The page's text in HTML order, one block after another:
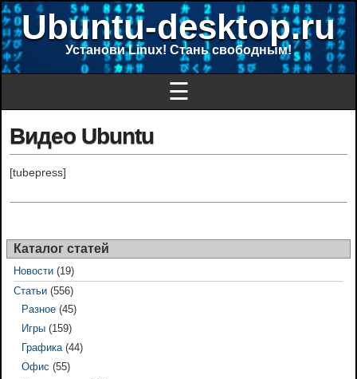
Ubuntu-desktop.ru
Установи Linux! Стань свободным!
☰
Видео Ubuntu
[tubepress]
Каталог статей
Новости (19)
Статьи (556)
Разное (45)
Игры (159)
Графика(44)
Офис (55)